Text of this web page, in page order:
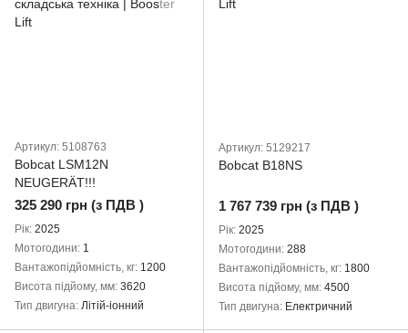
Артикул: 5108763
Bobcat LSM12N
NEUGERÄT!!!
325 290 грн (з ПДВ )
Рік 2025
Мотогодини 1
Вантажопідйомність, кг 1200
Висота підйому, мм 3620
Тип двигуна Літій-іонний
Артикул: 5129217
Bobcat B18NS
1 767 739 грн (з ПДВ )
Рік 2025
Мотогодини 288
Вантажопідйомність, кг 1800
Висота підйому, мм 4500
Тип двигуна Електричний